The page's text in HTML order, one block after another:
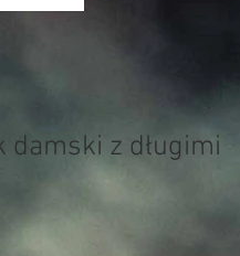
damski z długimi